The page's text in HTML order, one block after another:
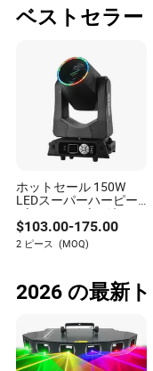
持つカイランの仕
ドリーな実践の重
ベストセラー
ホットセール 150W
LEDスーパーハーピー
ビームムービングヘッ
ドステージライト DJデ
ィスコクラブウェディ
ングシアター教会ショ
$103.00-175.00
2 ピース (MOQ)
2026 の最新